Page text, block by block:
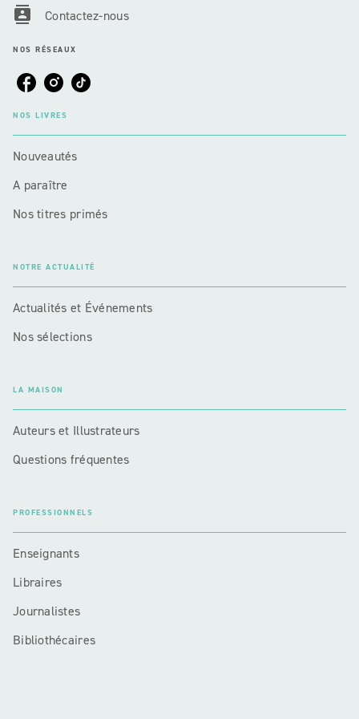
contacts Contactez-nous
NOS RÉSEAUX
NOS LIVRES
Nouveautés
A paraître
Nos titres primés
NOTRE ACTUALITÉ
Actualités et Événements
Nos sélections
LA MAISON
Auteurs et Illustrateurs
Questions fréquentes
PROFESSIONNELS
Enseignants
Libraires
Journalistes
Bibliothécaires